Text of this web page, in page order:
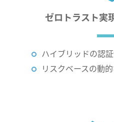
ゼロトラスト実
ハイブリッドの認
リスクベースの動